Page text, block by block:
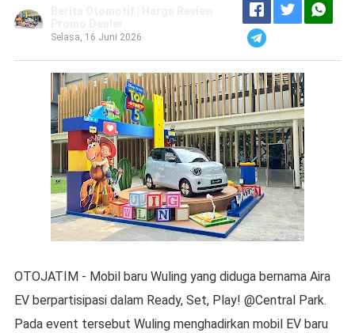
Selasa, 16 Juni 2026
OTOJATIM - Mobil baru Wuling yang diduga bernama Aira
EV berpartisipasi dalam Ready, Set, Play! @Central Park.
Pada event tersebut Wuling menghadirkan mobil EV baru